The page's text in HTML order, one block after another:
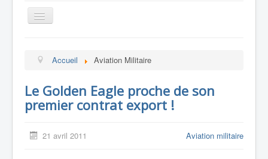
Toggle
Navigation
Aviation Commerciale
Aviation d'Affaire
Aviation Militaire
Accueil Aviation Militaire
Le Golden Eagle proche de son
premier contrat export !
21 avril 2011 Aviation militaire